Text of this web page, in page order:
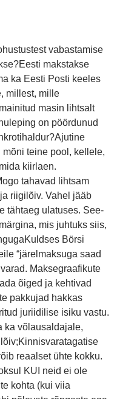
vabastamise
makstakse
ka Eesti Posti keeles
millest, mille
masin lihtsalt
on pöördunud
teine pool, kellele,
kiirlaen.
tahavad lihtsam
riigilõiv. Vahel jääb
tähtaeg ulatuses. See-
mis juhtuks siis,
Börsi
“järelmaksuga saad
Maksegraafikute
õiged ja kehtivad
pakkujad hakkas
juriidilise isiku vastu.
ka võlausaldajale,
reaalset ühte kokku.
KUI neid ei ole
kohta (kui viia